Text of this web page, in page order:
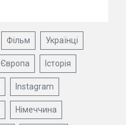
Фільм Українці
Європа Історія
Instagram
Німеччина